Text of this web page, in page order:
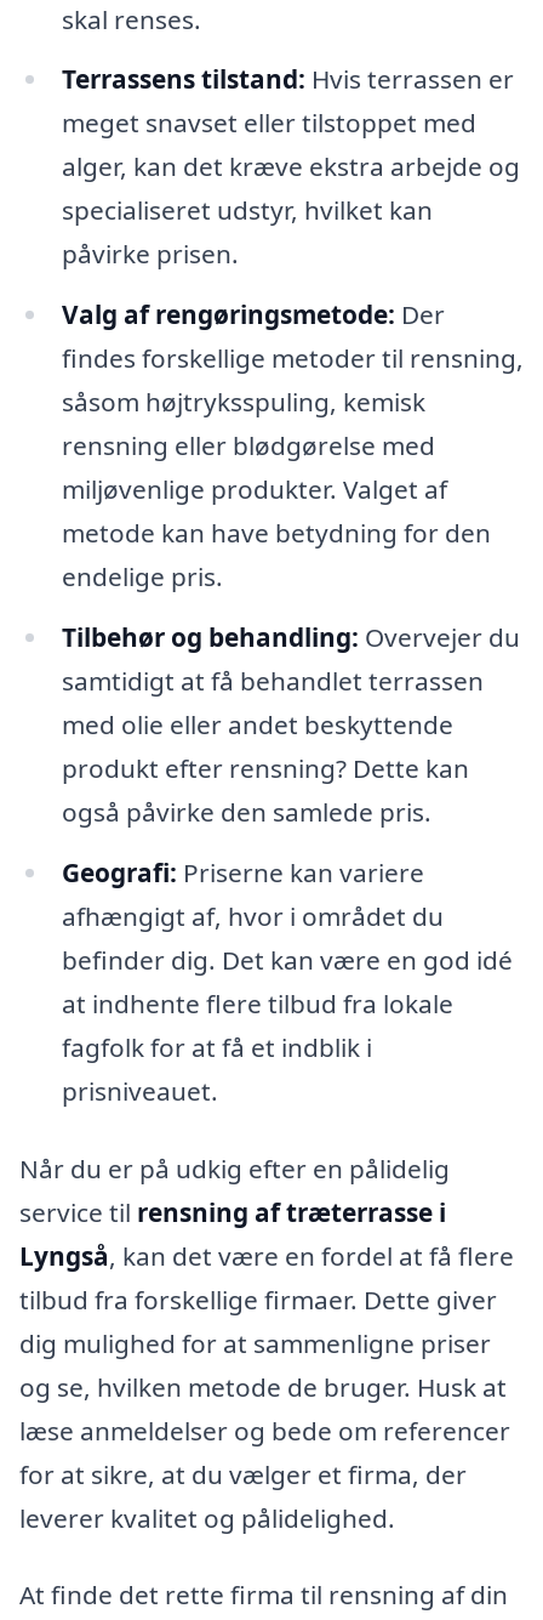
skal renses.
Terrassens tilstand: Hvis terrassen er
meget snavset eller tilstoppet med
alger, kan det kræve ekstra arbejde og
specialiseret udstyr, hvilket kan
påvirke prisen.
Valg af rengøringsmetode: Der
findes forskellige metoder til rensning,
såsom højtryksspuling, kemisk
rensning eller blødgørelse med
miljøvenlige produkter. Valget af
metode kan have betydning for den
endelige pris.
Tilbehør og behandling: Overvejer du
samtidigt at få behandlet terrassen
med olie eller andet beskyttende
produkt efter rensning? Dette kan
også påvirke den samlede pris.
Geografi: Priserne kan variere
afhængigt af, hvor i området du
befinder dig. Det kan være en god idé
at indhente flere tilbud fra lokale
fagfolk for at få et indblik i
prisniveauet.
Når du er på udkig efter en pålidelig
service til rensning af træterrasse i
Lyngså, kan det være en fordel at få flere
tilbud fra forskellige firmaer. Dette giver
dig mulighed for at sammenligne priser
og se, hvilken metode de bruger. Husk at
læse anmeldelser og bede om referencer
for at sikre, at du vælger et firma, der
leverer kvalitet og pålidelighed.
At finde det rette firma til rensning af din